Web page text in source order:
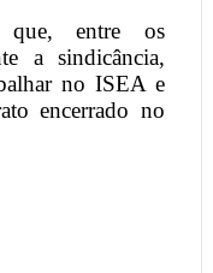
que, entre os
a sindicância,
no ISEA e
encerrado no